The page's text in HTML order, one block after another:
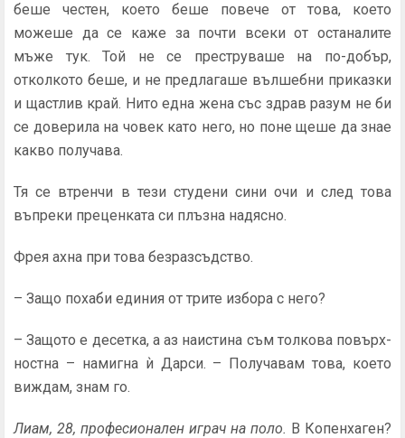
беше честен, което беше повече от това, кое­то
можеше да се каже за почти всеки от останалите
мъже тук. Той не се преструваше на по-добър,
отколкото беше, и не предлагаше вълшебни приказки
и щастлив край. Нито една жена със здрав разум не би
се доверила на човек като него, но поне щеше да знае
какво получава.
Тя се втренчи в тези студени сини очи и след това
въпреки преценката си плъзна надясно.
Фрея ахна при това безразсъдство.
– Защо похаби единия от трите избора с него?
– Защото е десетка, а аз наистина съм толкова повърх­
ностна – намигна ѝ Дарси. – Получавам това, което
виж­дам, знам го.
Лиам, 28, професионален играч на поло. В Копенхаген?